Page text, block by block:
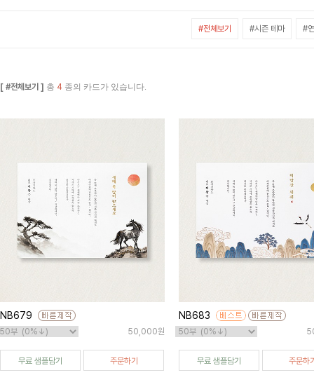
#전체보기 #시즌 테마 #
[ #전체보기 ] 총 4 종의 카드가 있습니다.
NB679
50,000원
무료 샘플담기 주문하기
NB683
무료 샘플담기 주문하